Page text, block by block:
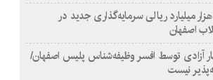
هدف‌گذاری 178 هزار میلیارد ریالی سرمایه‌گذاری جدید در
اصفهان
۴ سکه بهار آزادی توسط افسر وظیفه‌شناس پلیس اصفهان/
نیست